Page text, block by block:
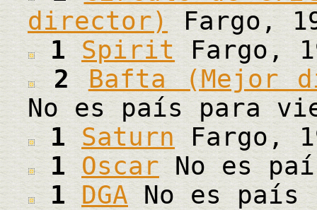
director) Fargo,
1Spirit Fargo,
2Bafta (Mejor
No es país para
1SaturnFargo,
1OscarNo es
1DGANo es país